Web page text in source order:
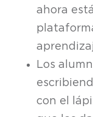
ahora
Los
con el